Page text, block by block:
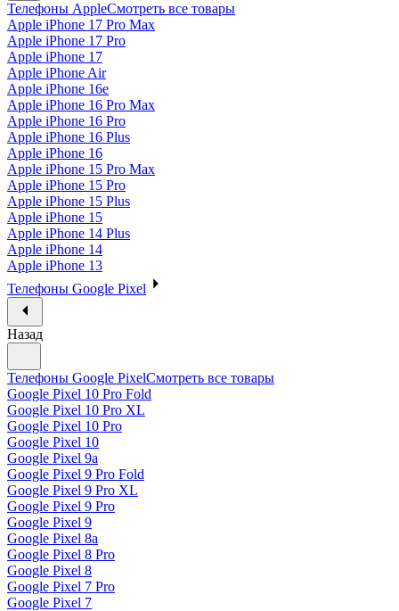
Телефоны AppleСмотреть все товары
Apple iPhone 17 Pro Max
Apple iPhone 17 Pro
Apple iPhone 17
Apple iPhone Air
Apple iPhone 16e
Apple iPhone 16 Pro Max
Apple iPhone 16 Pro
Apple iPhone 16 Plus
Apple iPhone 16
Apple iPhone 15 Pro Max
Apple iPhone 15 Pro
Apple iPhone 15 Plus
Apple iPhone 15
Apple iPhone 14 Plus
Apple iPhone 14
Apple iPhone 13
Телефоны Google Pixel
Назад
Телефоны Google PixelСмотреть все товары
Google Pixel 10 Pro Fold
Google Pixel 10 Pro XL
Google Pixel 10 Pro
Google Pixel 10
Google Pixel 9a
Google Pixel 9 Pro Fold
Google Pixel 9 Pro XL
Google Pixel 9 Pro
Google Pixel 9
Google Pixel 8a
Google Pixel 8 Pro
Google Pixel 8
Google Pixel 7 Pro
Google Pixel 7